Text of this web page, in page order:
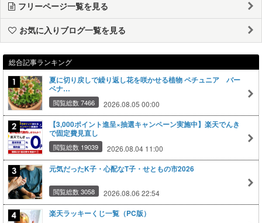
フリーページ一覧を見る
お気に入りブログ一覧を見る
総合記事ランキング
夏に切り戻しで繰り返し花を咲かせる植物 ペチュニア バー
ベナ…
閲覧総数 7466 2026.08.05 00:00
【3,000ポイント進呈×抽選キャンペーン実施中】楽天でんき
で固定費見直し
閲覧総数 19039 2026.08.04 11:00
元気だったK子・心配なT子・せともの市2026
閲覧総数 3058 2026.08.06 22:54
楽天ラッキーくじ一覧（PC版）